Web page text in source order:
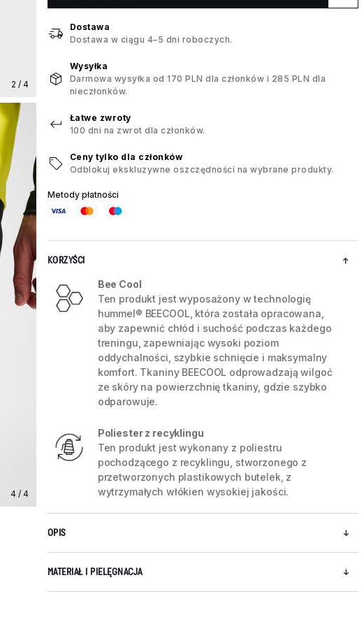
2 / 4
4 / 4
Dostawa
Dostawa w ciągu 4–5 dni roboczych.
Wysyłka
Darmowa wysyłka od 170 PLN dla członków i 285 PLN dla
nieczłonków.
Łatwe zwroty
100 dni na zwrot dla członków.
Ceny tylko dla członków
Odblokuj ekskluzywne oszczędności na wybrane produkty.
Metody płatności
KORZYŚCI
Bee Cool
Ten produkt jest wyposażony w technologię
hummel® BEECOOL, która została opracowana,
aby zapewnić chłód i suchość podczas każdego
treningu, zapewniając wysoki poziom
oddychalności, szybkie schnięcie i maksymalny
komfort. Tkaniny BEECOOL odprowadzają wilgoć
ze skóry na powierzchnię tkaniny, gdzie szybko
odparowuje.
Poliester z recyklingu
Ten produkt jest wykonany z poliestru
pochodzącego z recyklingu, stworzonego z
przetworzonych plastikowych butelek, z
wytrzymałych włókien wysokiej jakości.
OPIS
MATERIAŁ I PIELĘGNACJA